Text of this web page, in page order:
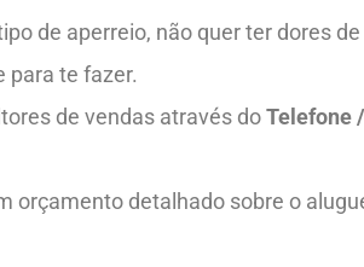
de aperreio, não quer ter dores
para te fazer.
de vendas através doTelefone
detalhado sobre o